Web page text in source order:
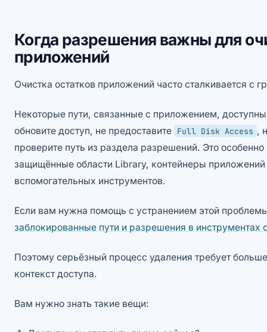
Когда разрешения важны для
приложений
Очистка остатков приложений часто сталкивается с
Некоторые пути, связанные с приложением,
обновите доступ, не предоставите Full Disk Access ,
проверите путь из раздела разрешений. Это
защищённые области Library, контейнеры
вспомогательных инструментов.
Если вам нужна помощь с устранением этой
заблокированные пути и разрешения в инструментах
Поэтому серьёзный процесс удаления требует
контекст доступа.
Вам нужно знать такие вещи: